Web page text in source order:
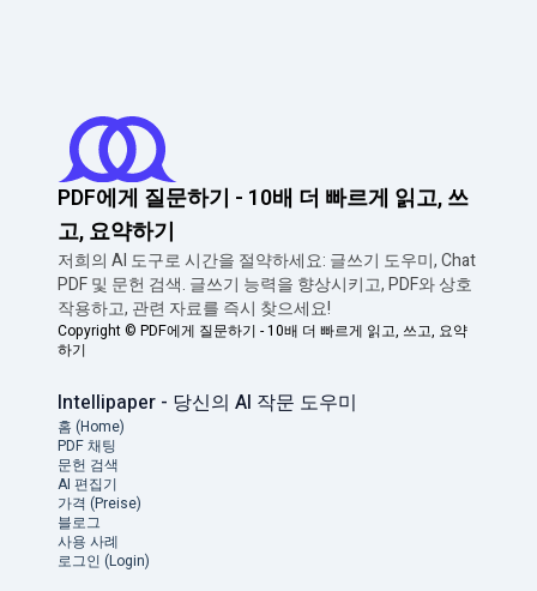
PDF에게 질문하기 - 10배 더 빠르게 읽고, 쓰
고, 요약하기
저희의 AI 도구로 시간을 절약하세요: 글쓰기 도우미, Chat
PDF 및 문헌 검색. 글쓰기 능력을 향상시키고, PDF와 상호
작용하고, 관련 자료를 즉시 찾으세요!
Copyright © PDF에게 질문하기 - 10배 더 빠르게 읽고, 쓰고, 요약
하기
Intellipaper - 당신의 AI 작문 도우미
홈 (Home)
PDF 채팅
문헌 검색
AI 편집기
가격 (Preise)
블로그
사용 사례
로그인 (Login)